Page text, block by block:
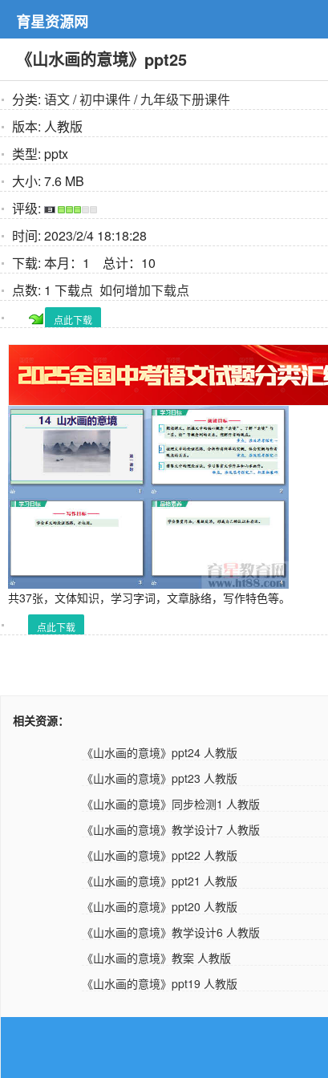
育星资源网
《山水画的意境》ppt25
分类: 语文/初中课件/九年级下册课件
版本: 人教版
类型: pptx
大小: 7.6 MB
评级:
时间: 2023/2/4 18:18:28
下载: 本月：1 总计：10
点数: 1 下载点 如何增加下载点
点此下载
共37张，文体知识，学习字词，文章脉络，写作特色等。
点此下载
相关资源：
《山水画的意境》ppt24 人教版
《山水画的意境》ppt23 人教版
《山水画的意境》同步检测1 人教版
《山水画的意境》教学设计7 人教版
《山水画的意境》ppt22 人教版
《山水画的意境》ppt21 人教版
《山水画的意境》ppt20 人教版
《山水画的意境》教学设计6 人教版
《山水画的意境》教案 人教版
《山水画的意境》ppt19 人教版